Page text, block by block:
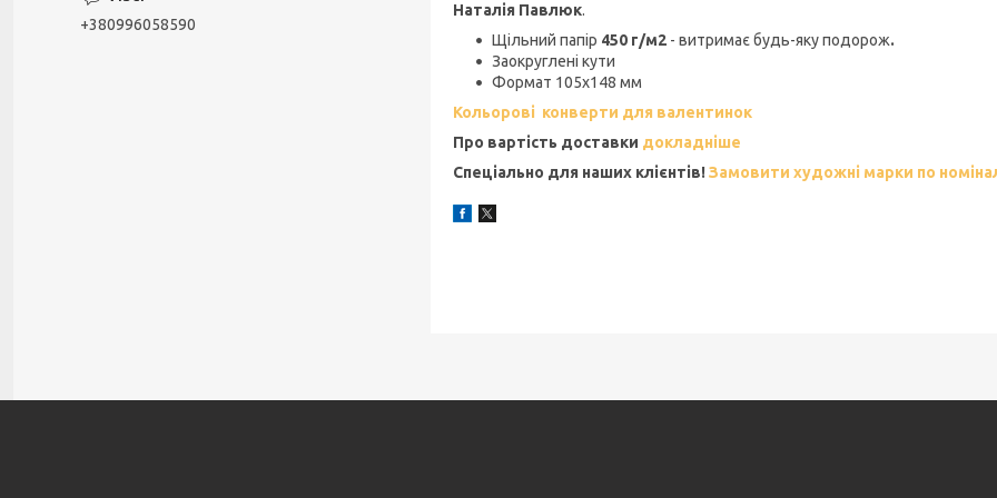
Наталія Павлюк.
Щільний папір 450 г/м2 - витримає будь-яку подорож.
Заокруглені кути
Формат 105х148 мм
Кольорові конверти для валентинок
Про вартість доставки докладніше
Спеціально для наших клієнтів! Замовити художні марки по
+380996058590